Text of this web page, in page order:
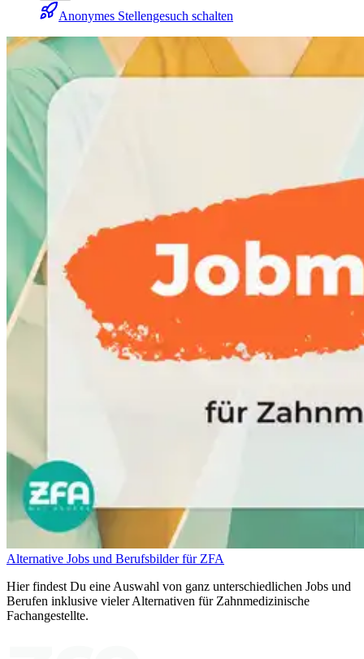
Anonymes Stellengesuch schalten
Alternative Jobs und Berufsbilder für ZFA
Hier findest Du eine Auswahl von ganz unterschiedlichen Jobs und
Berufen inklusive vieler Alternativen für Zahnmedizinische
Fachangestellte.